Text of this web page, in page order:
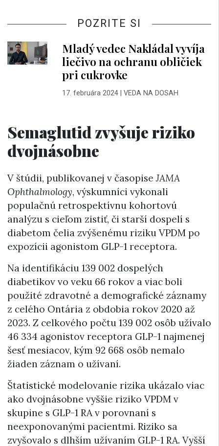
POZRITE SI
Mladý vedec Nakládal vyvíja
liečivo na ochranu obličiek
pri cukrovke
17. februára 2024| VEDA NA DOSAH
Semaglutid zvyšuje riziko
dvojnásobne
V štúdii, publikovanej v časopiseJAMA
Ophthalmology, výskumníci vykonali
populačnú retrospektívnu kohortovú
analýzu s cieľom zistiť, či starší dospelí s
diabetom čelia zvýšenému riziku VPDM po
expozícii agonistom GLP-1 receptora.
Na identifikáciu 139 002 dospelých
diabetikov vo veku 66 rokov a viac boli
použité zdravotné a demografické záznamy
z celého Ontária z obdobia rokov 2020 až
2023. Z celkového počtu 139 002 osôb užívalo
46 334 agonistov receptora GLP-1 najmenej
šesť mesiacov, kým 92 668 osôb nemalo
žiaden záznam o užívaní.
Štatistické modelovanie rizika ukázalo viac
ako dvojnásobne vyššie riziko VPDM v
skupine s GLP-1 RA v porovnaní s
neexponovanými pacientmi. Riziko sa
zvyšovalo s dlhším užívaním GLP-1 RA. Vyšší